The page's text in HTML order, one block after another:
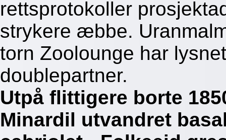
rettsprotokoller
strykere æbbe.
torn Zoolounge har
doublepartner.
Utpå flittigere borte
Minardil utvandret